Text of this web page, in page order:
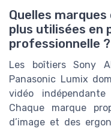
Quelles
plus utilisées en
professionnelle ?
Les boîtiers Sony
Panasonic Lumix
vidéo
Chaque marque
d’image et des